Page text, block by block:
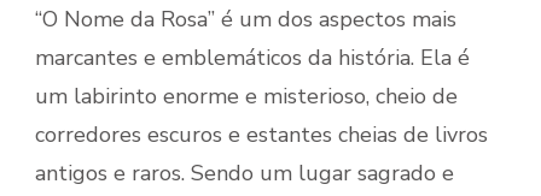
“O Nome da Rosa” é um dos aspectos mais
marcantes e emblemáticos da história. Ela é
um labirinto enorme e misterioso, cheio de
corredores escuros e estantes cheias de livros
antigos e raros. Sendo um lugar sagrado e